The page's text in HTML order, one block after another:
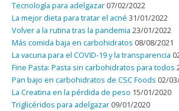
Tecnología para adelgazar 07/02/2022
La mejor dieta para tratar el acné 31/01/2022
Volver a la rutina tras la pandemia 23/01/2022
Más comida baja en carbohidratos 08/08/2021
La vacuna para el COVID-19 y la transparencia
Fine Pasta: Pasta sin carbohidratos para todos
Pan bajo en carbohidratos de CSC Foods 02/
La Creatina en la pérdida de peso 15/01/2020
Triglicéridos para adelgazar 09/01/2020